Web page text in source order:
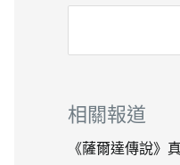
相關報道
《薩爾達傳說